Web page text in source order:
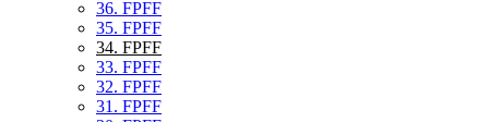
36. FPFF
35. FPFF
34. FPFF
33. FPFF
32. FPFF
31. FPFF